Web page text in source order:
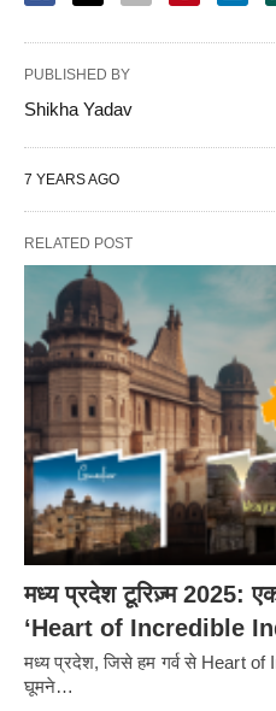
PUBLISHED BY
Shikha Yadav
7 YEARS AGO
RELATED POST
मध्य प्रदेश टूरिज़्म 2025:
‘Heart of Incredible
मध्य प्रदेश, जिसे हम गर्व से Heart
घूमने…